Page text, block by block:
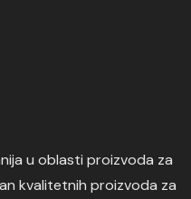
u oblasti proizvoda za
kvalitetnih proizvoda za